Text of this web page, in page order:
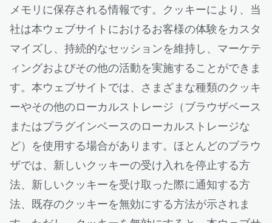
メモリに保存される情報です。クッキーにより、当
社は本ウェブサイトにおけるお客様の体験をカスタ
マイズし、持続的なセッションを維持し、マーケテ
ィングおよびその他の活動を実施することができま
す。本ウェブサイトでは、さまざまな種類のクッキ
ーやその他のローカルストレージ（ブラウザベース
またはプラグインベースのローカルストレージな
ど）を使用する場合があります。ほとんどのブラウ
ザでは、新しいクッキーの受け入れを停止する方
法、新しいクッキーを受け取った際に通知する方
法、既存のクッキーを無効にする方法が示されま